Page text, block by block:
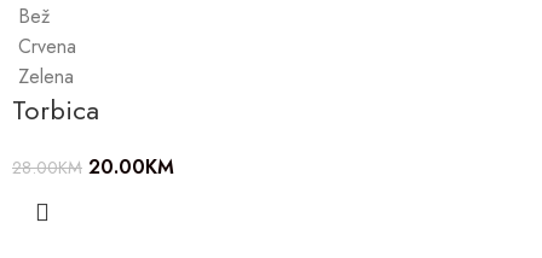
Bež
Crvena
Zelena
Torbica
28.00KM 20.00KM